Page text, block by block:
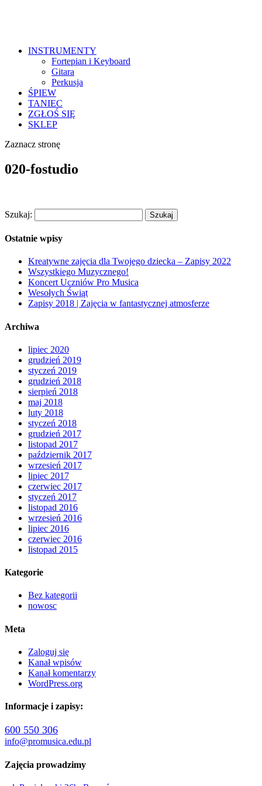
INSTRUMENTY
Fortepian i Keyboard
Gitara
Perkusja
ŚPIEW
TANIEC
ZGŁOŚ SIĘ
SKLEP
Zaznacz stronę
020-fostudio
Szukaj:
Ostatnie wpisy
Kreatywne zajęcia dla Twojego dziecka – Zapisy 2022
Wszystkiego Muzycznego!
Koncert Uczniów Pro Musica
Wesołych Świąt
Zapisy 2018 | Zajęcia w fantastycznej atmosferze
Archiwa
lipiec 2020
grudzień 2019
styczeń 2019
grudzień 2018
sierpień 2018
maj 2018
luty 2018
styczeń 2018
grudzień 2017
listopad 2017
październik 2017
wrzesień 2017
lipiec 2017
czerwiec 2017
styczeń 2017
listopad 2016
wrzesień 2016
lipiec 2016
czerwiec 2016
listopad 2015
Kategorie
Bez kategorii
nowosc
Meta
Zaloguj się
Kanał wpisów
Kanał komentarzy
WordPress.org
Informacje i zapisy:
600 550 306
info@promusica.edu.pl
Zajęcia prowadzimy